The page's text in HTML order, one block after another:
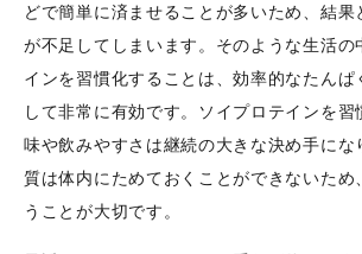
どで簡単に済ませることが多いため、結果
が不足してしまいます。そのような生活の
インを習慣化することは、効率的なたんぱ
して非常に有効です。ソイプロテインを習
味や飲みやすさは継続の大きな決め手にな
質は体内にためておくことができないため
うことが大切です。